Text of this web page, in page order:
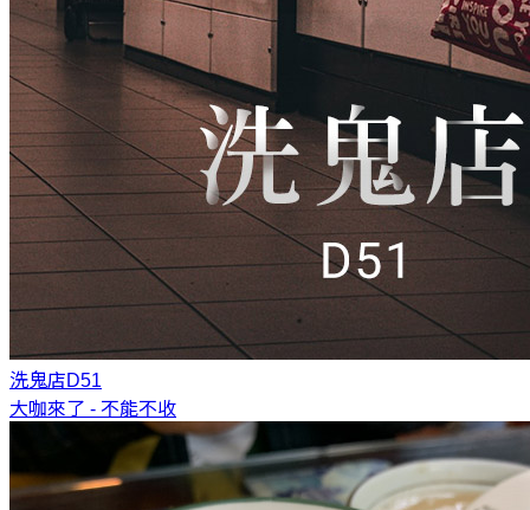
洗鬼店D51
大咖來了 - 不能不收